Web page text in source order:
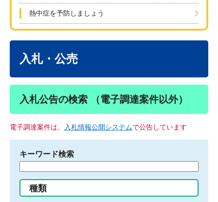
熱中症を予防しましょう
入札・公売
入札公告の検索 （電子調達案件以外）
電子調達案件は、 入札情報公開システムで公告しています
キーワード検索
る
種類